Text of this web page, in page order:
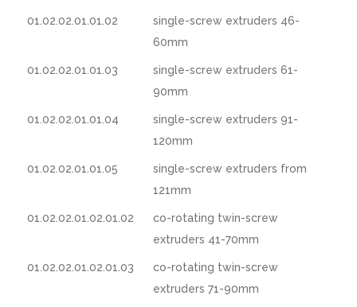
01.02.02.01.01.02
single-screw extruders 46-
60mm
01.02.02.01.01.03
single-screw extruders 61-
90mm
01.02.02.01.01.04
single-screw extruders 91-
120mm
01.02.02.01.01.05
single-screw extruders from
121mm
01.02.02.01.02.01.02
co-rotating twin-screw
extruders 41-70mm
01.02.02.01.02.01.03
co-rotating twin-screw
extruders 71-90mm